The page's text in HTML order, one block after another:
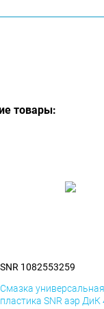
товары:
SNR 1082553259
Смазка универсальная
пластика SNR аэр